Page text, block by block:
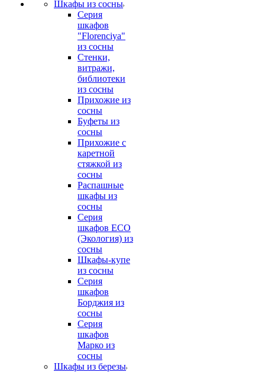
Шкафы из сосны
Серия
шкафов
"Florenciya"
из сосны
Стенки,
витражи,
библиотеки
из сосны
Прихожие из
сосны
Буфеты из
сосны
Прихожие с
каретной
стяжкой из
сосны
Распашные
шкафы из
сосны
Серия
шкафов ECO
(Экология) из
сосны
Шкафы-купе
из сосны
Серия
шкафов
Борджия из
сосны
Серия
шкафов
Марко из
сосны
Шкафы из березы